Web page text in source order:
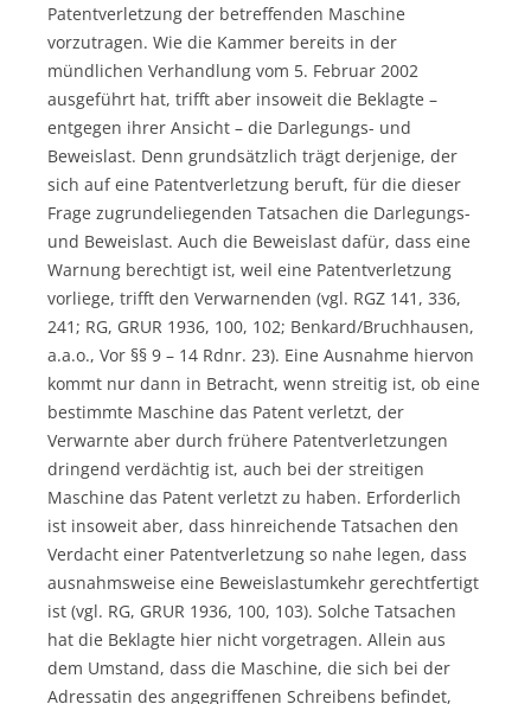
Patentverletzung der betreffenden Maschine
vorzutragen. Wie die Kammer bereits in der
mündlichen Verhandlung vom 5. Februar 2002
ausgeführt hat, trifft aber insoweit die Beklagte –
entgegen ihrer Ansicht – die Darlegungs- und
Beweislast. Denn grundsätzlich trägt derjenige, der
sich auf eine Patentverletzung beruft, für die dieser
Frage zugrundeliegenden Tatsachen die Darlegungs-
und Beweislast. Auch die Beweislast dafür, dass eine
Warnung berechtigt ist, weil eine Patentverletzung
vorliege, trifft den Verwarnenden (vgl. RGZ 141, 336,
241; RG, GRUR 1936, 100, 102; Benkard/Bruchhausen,
a.a.o., Vor §§ 9 – 14 Rdnr. 23). Eine Ausnahme hiervon
kommt nur dann in Betracht, wenn streitig ist, ob eine
bestimmte Maschine das Patent verletzt, der
Verwarnte aber durch frühere Patentverletzungen
dringend verdächtig ist, auch bei der streitigen
Maschine das Patent verletzt zu haben. Erforderlich
ist insoweit aber, dass hinreichende Tatsachen den
Verdacht einer Patentverletzung so nahe legen, dass
ausnahmsweise eine Beweislastumkehr gerechtfertigt
ist (vgl. RG, GRUR 1936, 100, 103). Solche Tatsachen
hat die Beklagte hier nicht vorgetragen. Allein aus
dem Umstand, dass die Maschine, die sich bei der
Adressatin des angegriffenen Schreibens befindet,